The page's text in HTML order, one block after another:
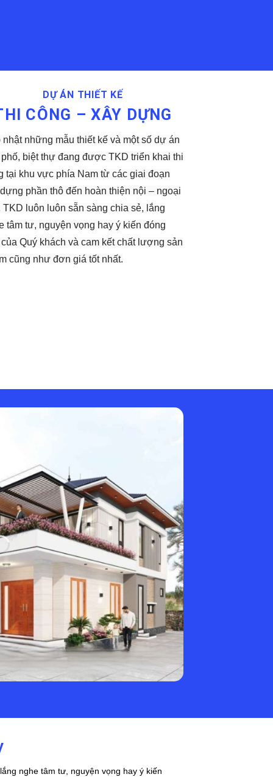
DỰ ÁN THIẾT KẾ
CÔNG – XÂY DỰNG
nhật những mẫu thiết kế và một số dự án
phố, biệt thự đang được TKD triển khai thi
tại khu vực phía Nam từ các giai đoạn
phần thô đến hoàn thiện nội – ngoại
TKD luôn luôn sẵn sàng chia sẻ, lắng
tâm tư, nguyện vọng hay ý kiến đóng
Quý khách và cam kết chất lượng sản
cũng như đơn giá tốt nhất.
nghe tâm tư, nguyện vọng hay ý kiến